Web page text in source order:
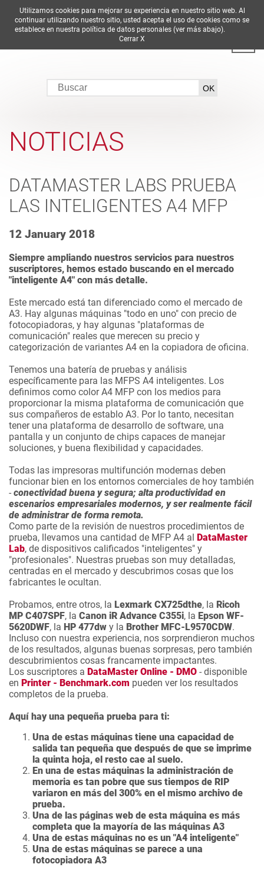
DE EN ES FR
NOTICIAS
DATAMASTER LABS PRUEBA
LAS INTELIGENTES A4 MFP
12 January 2018
Siempre ampliando nuestros servicios para nuestros
suscriptores, hemos estado buscando en el mercado
"inteligente A4" con más detalle.
Este mercado está tan diferenciado como el mercado de
A3. Hay algunas máquinas "todo en uno" con precio de
fotocopiadoras, y hay algunas "plataformas de
comunicación" reales que merecen su precio y
categorización de variantes A4 en la copiadora de oficina.
Tenemos una batería de pruebas y análisis
específicamente para las MFPS A4 inteligentes. Los
definimos como color A4 MFP con los medios para
proporcionar la misma plataforma de comunicación que
sus compañeros de establo A3. Por lo tanto, necesitan
tener una plataforma de desarrollo de software, una
pantalla y un conjunto de chips capaces de manejar
soluciones, y buena flexibilidad y capacidades.
Todas las impresoras multifunción modernas deben
funcionar bien en los entornos comerciales de hoy también
- conectividad buena y segura; alta productividad en
escenarios empresariales modernos, y ser realmente fácil
de administrar de forma remota.
Como parte de la revisión de nuestros procedimientos de
prueba, llevamos una cantidad de MFP A4 al DataMaster
Lab, de dispositivos calificados "inteligentes" y
"profesionales". Nuestras pruebas son muy detalladas,
centradas en el mercado y descubrimos cosas que los
fabricantes le ocultan.
Probamos, entre otros, la Lexmark CX725dthe, la Ricoh
MP C407SPF, la Canon iR Advance C355i, la Epson WF-
5620DWF, la HP 477dw y la Brother MFC-L9570CDW.
Incluso con nuestra experiencia, nos sorprendieron muchos
de los resultados, algunas buenas sorpresas, pero también
descubrimientos cosas francamente impactantes.
Los suscriptores a DataMaster Online - DMO - disponible
en Printer - Benchmark.com pueden ver los resultados
completos de la prueba.
Aquí hay una pequeña prueba para ti:
Una de estas máquinas tiene una capacidad de
salida tan pequeña que después de que se imprime
la quinta hoja, el resto cae al suelo.
En una de estas máquinas la administración de
memoria es tan pobre que sus tiempos de RIP
variaron en más del 300% en el mismo archivo de
prueba.
Una de las páginas web de esta máquina es más
completa que la mayoría de las máquinas A3
Una de estas máquinas no es un "A4 inteligente"
Una de estas máquinas se parece a una
fotocopiadora A3
Utilizamos cookies para mejorar su experiencia en nuestro sitio web. Al
continuar utilizando nuestro sitio, usted acepta el uso de cookies como se
establece en nuestra política de datos personales (ver más abajo).
Cerrar X